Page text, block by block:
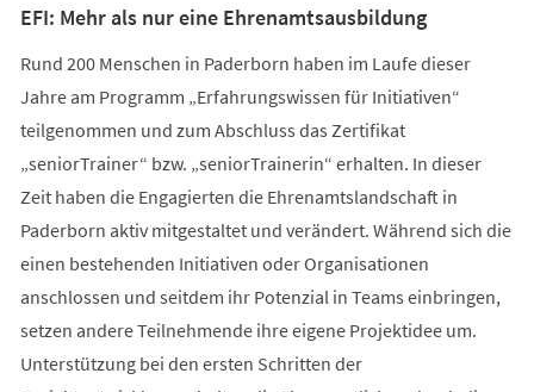
EFI: Mehr als nur eine Ehrenamtsausbildung
Rund 200 Menschen in Paderborn haben im Laufe dieser
Jahre am Programm „Erfahrungswissen für Initiativen“
teilgenommen und zum Abschluss das Zertifikat
„seniorTrainer“ bzw. „seniorTrainerin“ erhalten. In dieser
Zeit haben die Engagierten die Ehrenamtslandschaft in
Paderborn aktiv mitgestaltet und verändert. Während sich die
einen bestehenden Initiativen oder Organisationen
anschlossen und seitdem ihr Potenzial in Teams einbringen,
setzen andere Teilnehmende ihre eigene Projektidee um.
Unterstützung bei den ersten Schritten der